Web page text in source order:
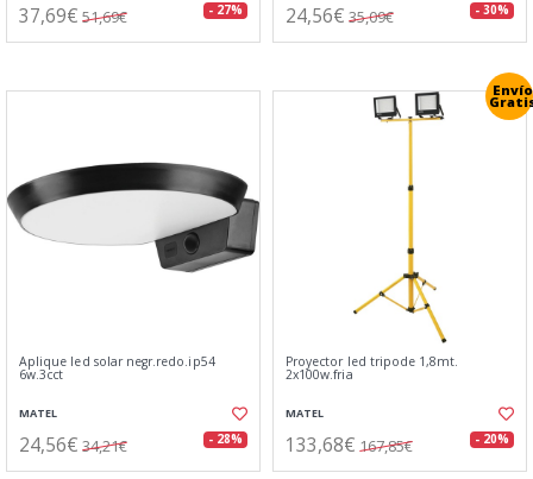
37,69€ 51,69€ - 27% 24,56€ 35,09€ - 30%
Aplique led solar negr.redo.ip54
6w.3cct
MATEL
24,56€ 34,21€ - 28%
Envío
Proyector led tripode 1,8mt.
2x100w.fria
MATEL
133,68€ 167,85€ - 20%